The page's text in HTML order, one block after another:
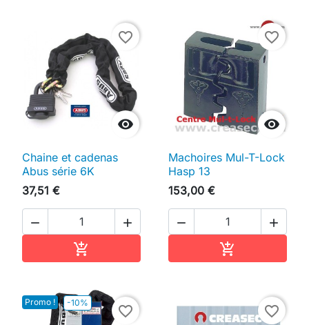

favorite_border
Chaine et cadenas
Abus série 6K
37,51 €
 


favorite_border
Machoires Mul-T-Lock
Hasp 13
153,00 €
 

Promo ! -10%
favorite_border favorite_border